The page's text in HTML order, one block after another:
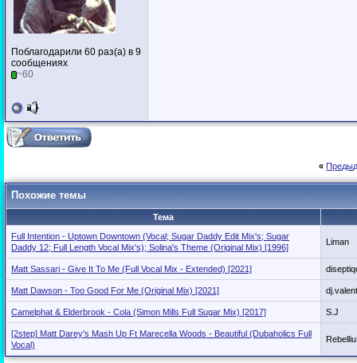
Поблагодарили 60 раз(а) в 9
сообщениях
~60
«
Похожие темы
Тема
Full Intention - Uptown Downtown (Vocal; Sugar Daddy Edit Mix's; Sugar
Daddy 12; Full Length Vocal Mix's); Solina's Theme (Original Mix) [1996]
Liman
Matt Sassari - Give It To Me (Full Vocal Mix - Extended) [2021]
Matt Dawson - Too Good For Me (Original Mix) [2021]
Camelphat & Elderbrook - Cola (Simon Mills Full Sugar Mix) [2017] S.J
[2step] Matt Darey's Mash Up Ft Marecella Woods - Beautiful (Dubaholics Full
Vocal)